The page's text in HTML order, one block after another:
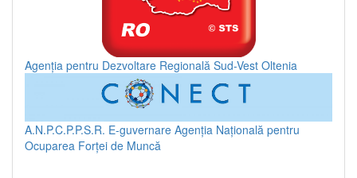
Agenția pentru Dezvoltare Regională Sud-Vest Oltenia
A.N.P.C.P.P.S.R. E-guvernare Agenția Națională pentru
Ocuparea Forței de Muncă